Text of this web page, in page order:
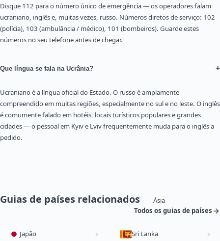
Disque 112 para o número único de emergência — os operadores falam
ucraniano, inglês e, muitas vezes, russo. Números diretos de serviço: 102
(polícia), 103 (ambulância / médico), 101 (bombeiros). Guarde estes
números no seu telefone antes de chegar.
Que língua se fala na Ucrânia? +
Ucraniano é a língua oficial do Estado. O russo é amplamente
compreendido em muitas regiões, especialmente no sul e no leste. O inglês
é comumente falado em hotéis, locais turísticos populares e grandes
cidades — o pessoal em Kyiv e Lviv frequentemente muda para o inglês a
pedido.
Guias de países relacionados
— Ásia
Todos os guias de países
Japão Sri Lanka